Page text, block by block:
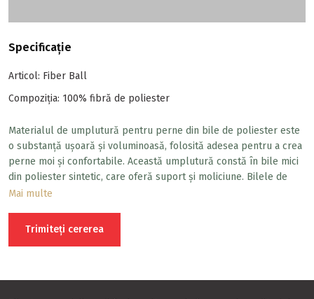
Specificație
Articol: Fiber Ball
Compoziția: 100% fibră de poliester
Materialul de umplutură pentru perne din bile de poliester este
o substanță ușoară și voluminoasă, folosită adesea pentru a crea
perne moi și confortabile. Această umplutură constă în bile mici
din poliester sintetic, care oferă suport și moliciune. Bilele de
poliester au o pufoșenie și volum mare, iar umplutura își
poliester sunt durabile și nu se deteriorează în timp.
Mai multe
Trimiteți cererea